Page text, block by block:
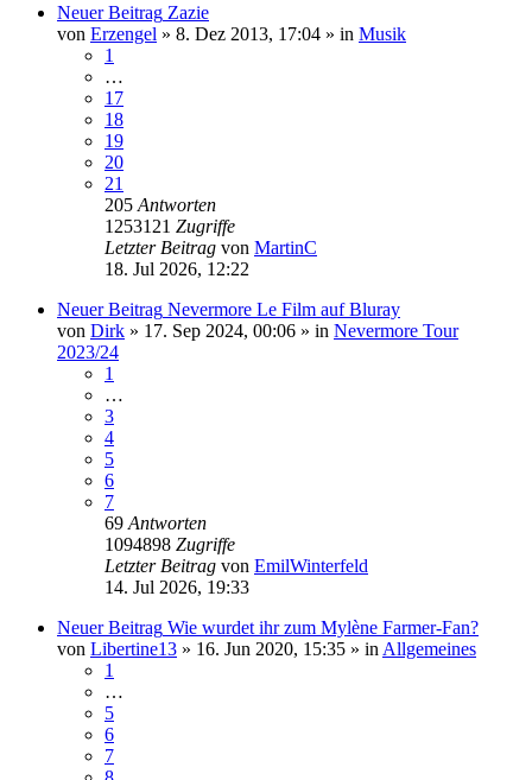
Neuer Beitrag Zazie
von Erzengel » 8. Dez 2013, 17:04 » in Musik
1
…
17
18
19
20
21
205 Antworten
1253121 Zugriffe
Letzter Beitrag von MartinC
18. Jul 2026, 12:22
Neuer Beitrag Nevermore Le Film auf Bluray
von Dirk » 17. Sep 2024, 00:06 » in Nevermore Tour
2023/24
1
…
3
4
5
6
7
69 Antworten
1094898 Zugriffe
Letzter Beitrag von EmilWinterfeld
14. Jul 2026, 19:33
Neuer Beitrag Wie wurdet ihr zum Mylène Farmer-Fan?
von Libertine13 » 16. Jun 2020, 15:35 » in Allgemeines
1
…
5
6
7